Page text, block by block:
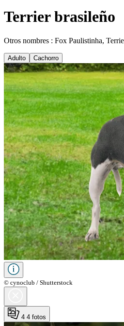
Terrier brasileño
Otros nombres : Fox Paulistinha,
Adulto Cachorro
© cynoclub / Shutterstock
4 4 fotos